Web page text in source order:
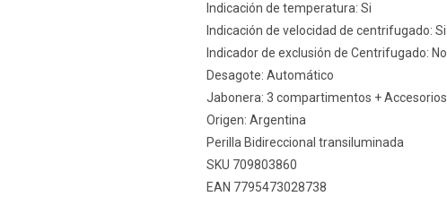
Indicación de temperatura: Si
Indicación de velocidad de centrifugado: Si
Indicador de exclusión de Centrifugado: No
Desagote: Automático
Jabonera: 3 compartimentos + Accesorios
Origen: Argentina
Perilla Bidireccional transiluminada
SKU 709803860
EAN 7795473028738